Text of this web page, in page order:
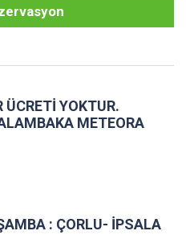
YOKTUR.
METEORA
: ÇORLU- İPSALA